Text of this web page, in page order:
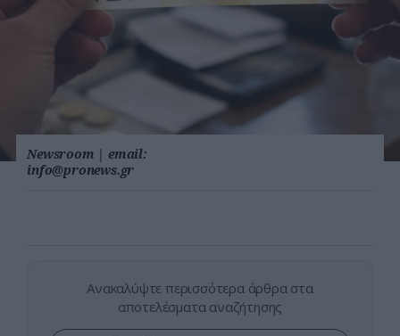
Newsroom | email:
info@pronews.gr
Ανακαλύψτε περισσότερα άρθρα στα
αποτελέσματα αναζήτησης